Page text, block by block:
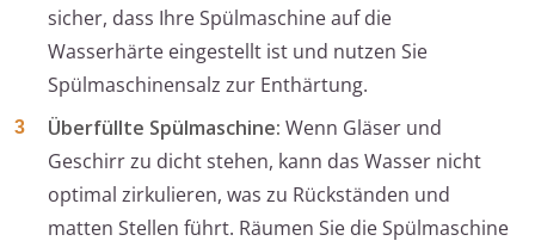
sicher, dass Ihre Spülmaschine auf die
Wasserhärte eingestellt ist und nutzen Sie
Spülmaschinensalz zur Enthärtung.
Überfüllte Spülmaschine: Wenn Gläser und
Geschirr zu dicht stehen, kann das Wasser nicht
optimal zirkulieren, was zu Rückständen und
matten Stellen führt. Räumen Sie die Spülmaschine